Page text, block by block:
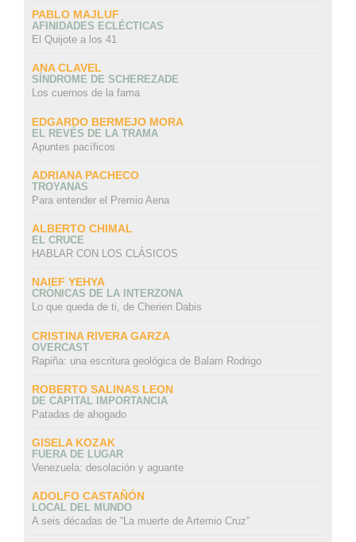
PABLO MAJLUF
AFINIDADES ECLÉCTICAS
El Quijote a los 41
ANA CLAVEL
SÍNDROME DE SCHEREZADE
Los cuernos de la fama
EDGARDO BERMEJO MORA
EL REVÉS DE LA TRAMA
Apuntes pacíficos
ADRIANA PACHECO
TROYANAS
Para entender el Premio Aena
ALBERTO CHIMAL
EL CRUCE
HABLAR CON LOS CLÁSICOS
NAIEF YEHYA
CRÓNICAS DE LA INTERZONA
Lo que queda de ti, de Cherien Dabis
CRISTINA RIVERA GARZA
OVERCAST
Rapiña: una escritura geológica de Balam Rodrigo
ROBERTO SALINAS LEON
DE CAPITAL IMPORTANCIA
Patadas de ahogado
GISELA KOZAK
FUERA DE LUGAR
Venezuela: desolación y aguante
ADOLFO CASTAÑÓN
LOCAL DEL MUNDO
A seis décadas de “La muerte de Artemio Cruz”